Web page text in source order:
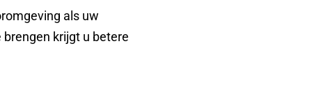
als uw
krijgt u betere